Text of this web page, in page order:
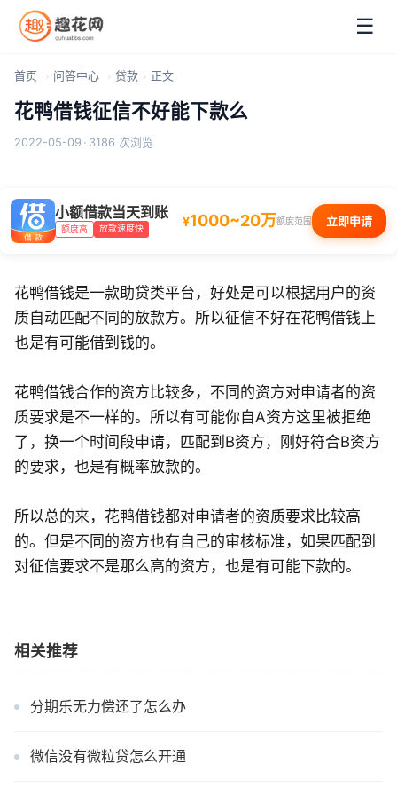
☰
首页 问答中心 贷款 正文
花鸭借钱征信不好能下款么
2022-05-09 · 3186 次浏览
小额借款当天到账
额度高 放款速度快 ¥1000~20万额度范围 立即申请
花鸭借钱是一款助贷类平台，好处是可以根据用户的资
质自动匹配不同的放款方。所以征信不好在花鸭借钱上
也是有可能借到钱的。
花鸭借钱合作的资方比较多，不同的资方对申请者的资
质要求是不一样的。所以有可能你自A资方这里被拒绝
了，换一个时间段申请，匹配到B资方，刚好符合B资方
的要求，也是有概率放款的。
所以总的来，花鸭借钱都对申请者的资质要求比较高
的。但是不同的资方也有自己的审核标准，如果匹配到
对征信要求不是那么高的资方，也是有可能下款的。
相关推荐
分期乐无力偿还了怎么办
微信没有微粒贷怎么开通